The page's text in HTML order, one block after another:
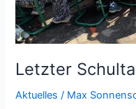
Letzter
Aktuelles / Max